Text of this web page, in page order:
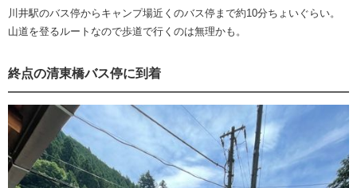
川井駅のバス停からキャンプ場近くのバス停まで約10分ちょいぐらい。
山道を登るルートなので歩道で行くのは無理かも。
終点の清東橋バス停に到着